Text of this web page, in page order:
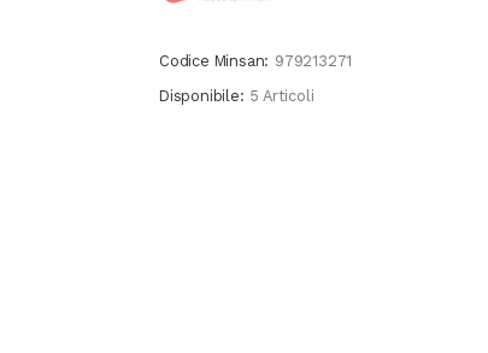
Codice Minsan: 979213271
Disponibile: 5 Articoli